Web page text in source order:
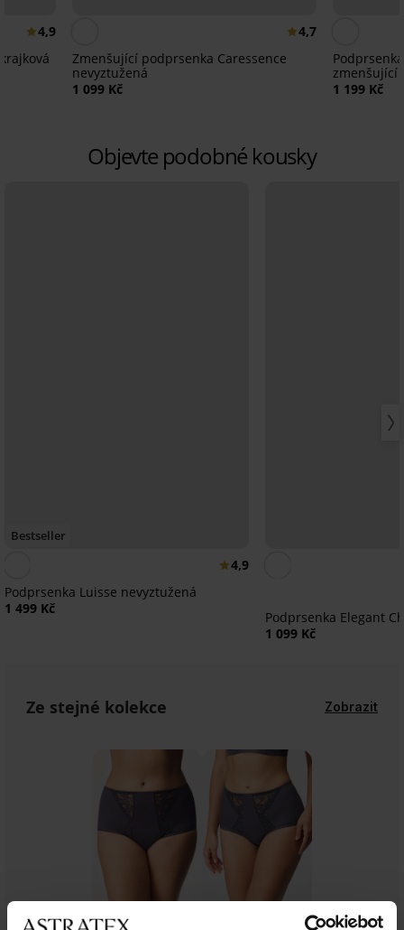
4,9
4,7
Zmenšující podprsenka Caressence
nevyztužená
1 099 Kč
zmenšující
1 199 Kč
Objevte podobné kousky
Bestseller
4,9
Podprsenka Luisse nevyztužená
1 499 Kč
Podprsenka Elegant
1 099 Kč
Ze stejné kolekce Zobrazit